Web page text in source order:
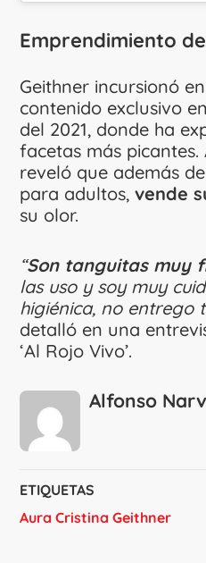
Emprendimiento
Geithner incursionó
contenido exclusivo
del 2021, donde ha
facetas más picantes.
reveló que además
para adultos,vende
su olor.
“Son tanguitas muy
las uso y soy muy
higiénica, no entrego
detalló en una
‘Al Rojo Vivo’.
Alfonso
ETIQUETAS
Aura Cristina Geithner